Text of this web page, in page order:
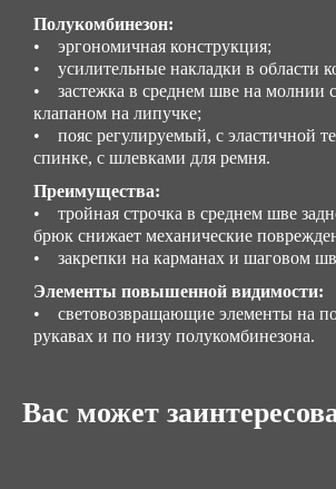
Полукомбинезон:
• эргономичная конструкция;
• усилительные накладки в области
• застежка в среднем шве на молнии
клапаном на липучке;
• пояс регулируемый, с эластичной
спинке, с шлевками для ремня.
Преимущества:
• тройная строчка в среднем шве
брюк снижает механические
• закрепки на карманах и шаговом
Элементы повышенной видимости:
• световозвращающие элементы на
рукавах и по низу полукомбинезона.
Вас может